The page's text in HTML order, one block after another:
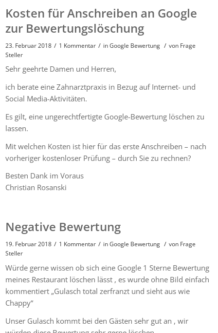
Kosten für Anschreiben an Google
zur Bewertungslöschung
23. Februar 2018 / 1 Kommentar / inGoogle Bewertung / von Frage
Steller
Sehr geehrte Damen und Herren,
ich berate eine Zahnarztpraxis in Bezug auf Internet- und
Social Media-Aktivitäten.
Es gilt, eine ungerechtfertigte Google-Bewertung löschen zu
lassen.
Mit welchen Kosten ist hier für das erste Anschreiben – nach
vorheriger kostenloser Prüfung – durch Sie zu rechnen?
Besten Dank im Voraus
Christian Rosanski
Negative Bewertung
19. Februar 2018 / 1 Kommentar / inGoogle Bewertung / von Frage
Steller
Würde gerne wissen ob sich eine Google 1 Sterne Bewertung
meines Restaurant löschen lässt , es wurde ohne Bild einfach
kommentiert „Gulasch total zerfranzt und sieht aus wie
Chappy“
Unser Gulasch kommt bei den Gästen sehr gut an , wir